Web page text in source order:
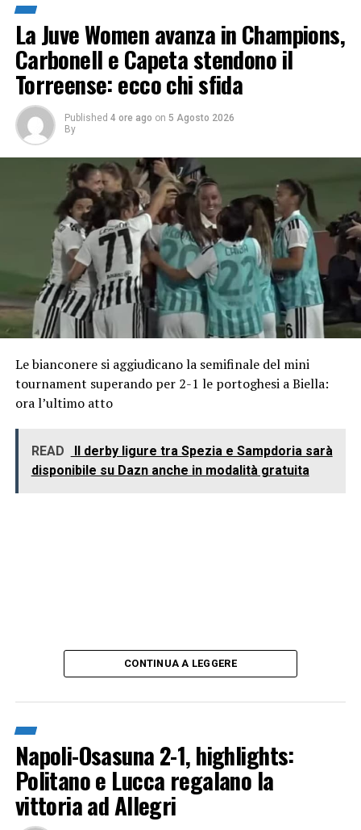
La Juve Women avanza in Champions,
Carbonell e Capeta stendono il
Torreense: ecco chi sfida
Published 4 ore ago on 5 Agosto 2026
By
Le bianconere si aggiudicano la semifinale del mini
tournament superando per 2-1 le portoghesi a Biella:
ora l’ultimo atto
READ
Il derby ligure tra Spezia e Sampdoria sarà
disponibile su Dazn anche in modalità gratuita
CONTINUA A LEGGERE
Napoli-Osasuna 2-1, highlights:
Politano e Lucca regalano la
vittoria ad Allegri